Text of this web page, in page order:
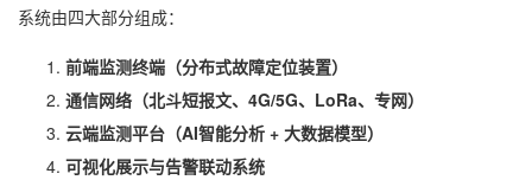
系统由四大部分组成：
前端监测终端（分布式故障定位装置）
通信网络（北斗短报文、4G/5G、LoRa、专网）
云端监测平台（AI智能分析 + 大数据模型）
可视化展示与告警联动系统